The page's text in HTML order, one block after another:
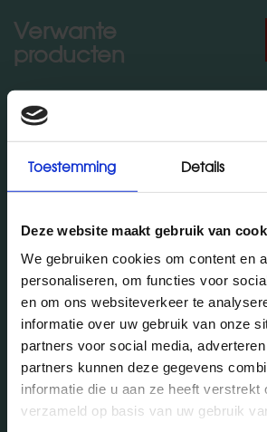
Toestemming Details
Deze website maakt gebruik van
We gebruiken cookies om content en
personaliseren, om functies voor
en om ons websiteverkeer te
informatie over uw gebruik van onze
partners voor social media,
partners kunnen deze gegevens
informatie die u aan ze heeft verstrekt
verzameld op basis van uw gebruik
Verwante
producten
HYGIËNISCH TEXTIEL